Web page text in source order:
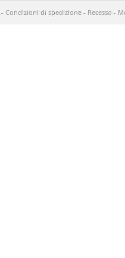
- Condizioni di spedizione - Recesso -